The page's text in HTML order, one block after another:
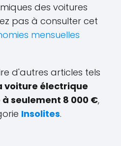
des voitures
pas à consulter cet
mensuelles
d'autres articles tels
voiture électrique
seulement 8 000 €,
Insolites.